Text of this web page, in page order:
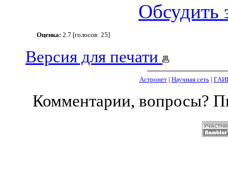
Обсудить
Оценка: 2.7 [голосов: 25]
Версия для печати
Астронет| Научная сеть|
Комментарии, вопросы?